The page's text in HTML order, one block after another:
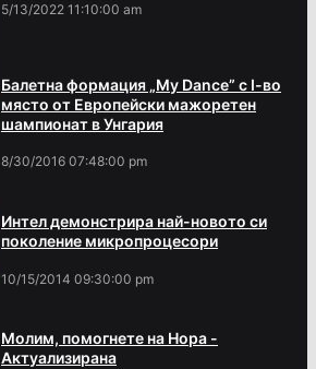
5/13/2022 11:10:00 am
Балетна формация „My Dance” с І-во
място от Европейски мажоретен
шампионат в Унгария
8/30/2016 07:48:00 pm
Интел демонстрира най-новото си
поколение микропроцесори
10/15/2014 09:30:00 pm
Молим, помогнете на Нора -
Актуализирана